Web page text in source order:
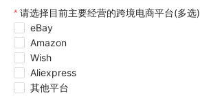
请选择目前主要经营的跨境电商平台(多选)
eBay
Amazon
Wish
Aliexpress
其他平台